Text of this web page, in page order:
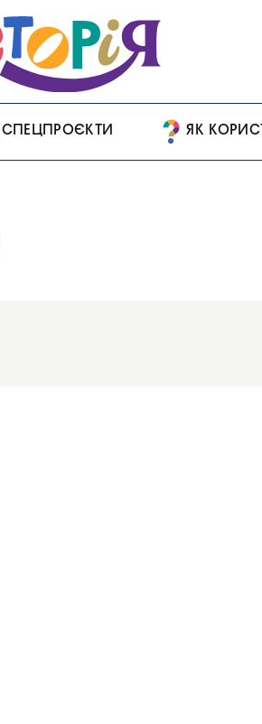
СПЕЦПРОЄКТИ ЯК